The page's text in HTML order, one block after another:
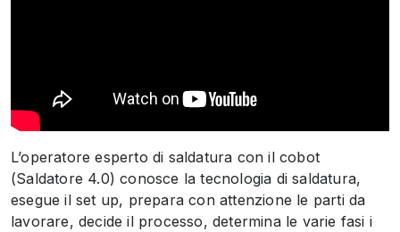
L’operatore esperto di saldatura con il cobot
(Saldatore 4.0) conosce la tecnologia di saldatura,
esegue il set up, prepara con attenzione le parti da
lavorare, decide il processo, determina le varie fasi i